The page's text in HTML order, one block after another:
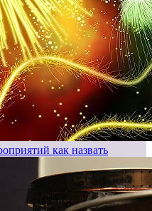
как назвать